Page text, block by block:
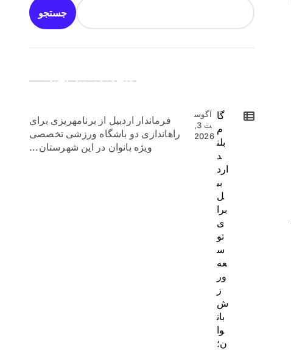
جستجو
جدیدترین اخبار:
گا
م
بلن
د
ارد
بی
ل
برا
ی
تو
س
عه
ور
ز
ش
بان
وا
ن؛
آگوس
ت 3,
2026
فرماندار اردبیل از برنامهریزی برای
راهاندازی دو باشگاه ورزشی تخصصی
ویژه بانوان در این شهرستان...